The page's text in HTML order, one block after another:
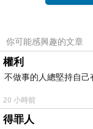
所寫的絕對
路歷程
我也會
你可能感興趣的文章
權利
不做事的人總堅持自己
20 小時前
得罪人